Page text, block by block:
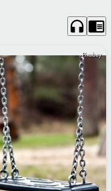
headphones chrome_reader_mode
Pixabay